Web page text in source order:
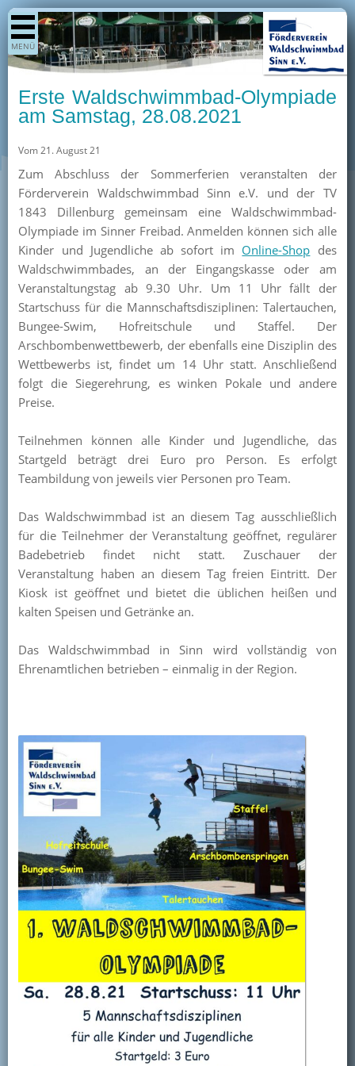
MENÜ
Shop
Aktuelles
Termine
/ Preise
Kurse
Kioskangebote
Unterstützer
Team
Pressearchiv
Mitglied werden
Erste Waldschwimmbad-Olympiade
am Samstag, 28.08.2021
Vom 21. August 21
Zum Abschluss der Sommerferien veranstalten der
Förderverein Waldschwimmbad Sinn e.V. und der TV
1843 Dillenburg gemeinsam eine Waldschwimmbad-
Olympiade im Sinner Freibad. Anmelden können sich alle
Kinder und Jugendliche ab sofort im Online-Shop des
Waldschwimmbades, an der Eingangskasse oder am
Veranstaltungstag ab 9.30 Uhr. Um 11 Uhr fällt der
Startschuss für die Mannschaftsdisziplinen: Talertauchen,
Bungee-Swim, Hofreitschule und Staffel. Der
Arschbombenwettbewerb, der ebenfalls eine Disziplin des
Wettbewerbs ist, findet um 14 Uhr statt. Anschließend
folgt die Siegerehrung, es winken Pokale und andere
Preise.
Teilnehmen können alle Kinder und Jugendliche, das
Startgeld beträgt drei Euro pro Person. Es erfolgt
Teambildung von jeweils vier Personen pro Team.
Das Waldschwimmbad ist an diesem Tag ausschließlich
für die Teilnehmer der Veranstaltung geöffnet, regulärer
Badebetrieb findet nicht statt. Zuschauer der
Veranstaltung haben an diesem Tag freien Eintritt. Der
Kiosk ist geöffnet und bietet die üblichen heißen und
kalten Speisen und Getränke an.
Das Waldschwimmbad in Sinn wird vollständig von
Ehrenamtlichen betrieben – einmalig in der Region.